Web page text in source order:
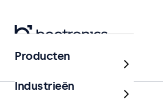
Home
Producten
Industrieën